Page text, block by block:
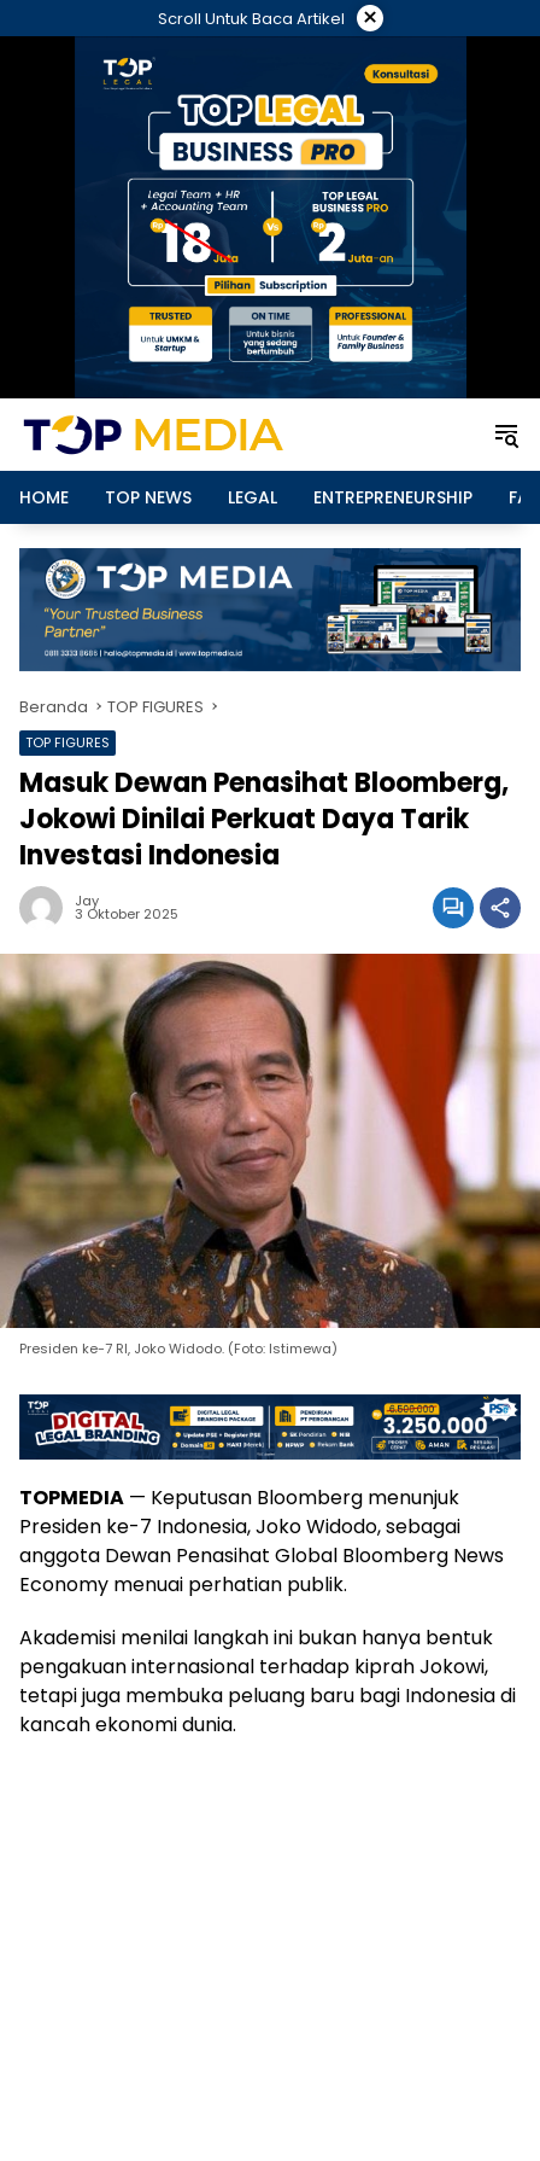
ke
Scroll Untuk Baca Artikel ×
HOME TOP NEWS LEGAL ENTREPRENEURSHIP
Beranda TOP FIGURES
TOP FIGURES
Masuk Dewan Penasihat Bloomberg,
Jokowi Dinilai Perkuat Daya Tarik
Investasi Indonesia
Jay
3 Oktober 2025
Presiden ke-7 RI, Joko Widodo. (Foto: Istimewa)
TOPMEDIA — Keputusan Bloomberg menunjuk
Presiden ke-7 Indonesia, Joko Widodo, sebagai
anggota Dewan Penasihat Global Bloomberg News
Economy menuai perhatian publik.
Akademisi menilai langkah ini bukan hanya bentuk
pengakuan internasional terhadap kiprah Jokowi,
tetapi juga membuka peluang baru bagi Indonesia di
kancah ekonomi dunia.